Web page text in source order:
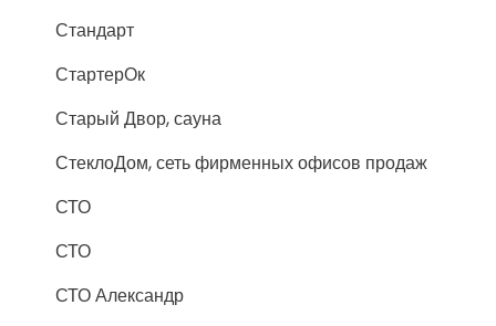
Стандарт
СтартерОк
Старый Двор, сауна
СтеклоДом, сеть фирменных офисов продаж
СТО
СТО
СТО Александр